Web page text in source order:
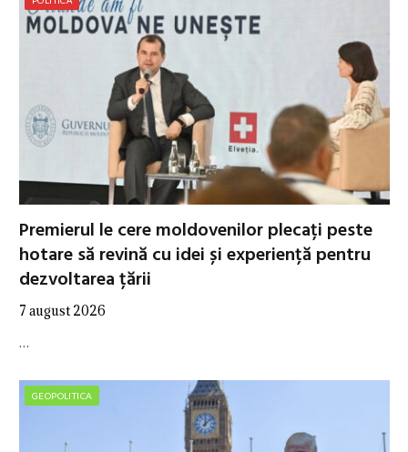
Premierul le cere moldovenilor plecați peste
hotare să revină cu idei și experiență pentru
dezvoltarea țării
7 august 2026
…
GEOPOLITICA